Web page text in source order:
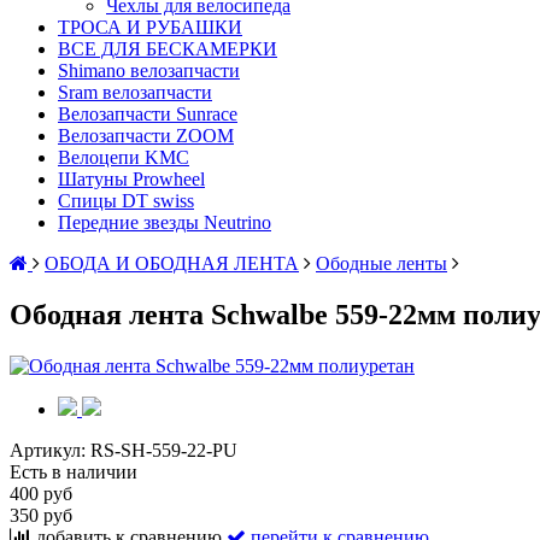
Чехлы для велосипеда
ТРОСА И РУБАШКИ
ВСЕ ДЛЯ БЕСКАМЕРКИ
Shimano велозапчасти
Sram велозапчасти
Велозапчасти Sunrace
Велозапчасти ZOOM
Велоцепи KMC
Шатуны Prowheel
Спицы DT swiss
Передние звезды Neutrino
ОБОДА И ОБОДНАЯ ЛЕНТА
Ободные ленты
Ободная лента Schwalbe 559-22мм
Артикул: RS-SH-559-22-PU
Есть в наличии
400 руб
350 руб